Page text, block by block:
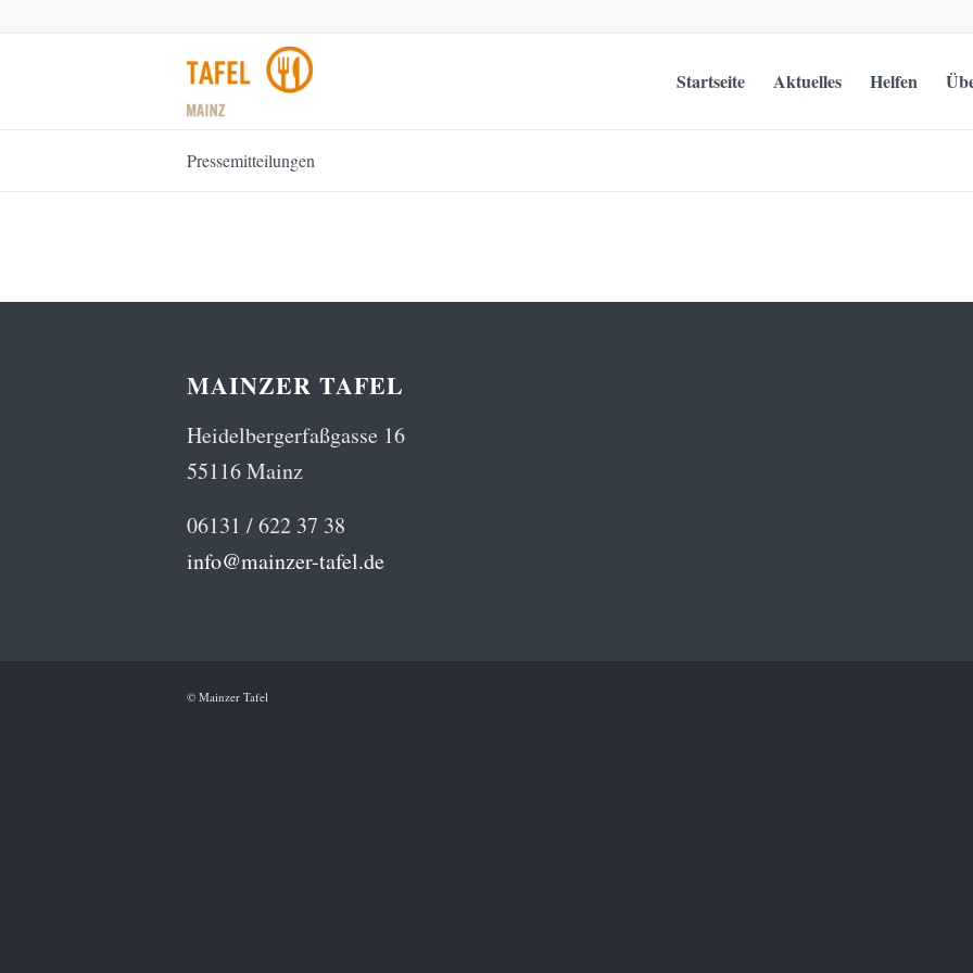
Startseite Aktuelles Helfen
Pressemitteilungen
MAINZER TAFEL
Heidelbergerfaßgasse 16
55116 Mainz
06131 / 622 37 38
info@mainzer-tafel.de
© Mainzer Tafel